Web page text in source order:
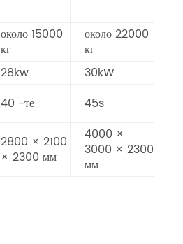
около 15000
кг
около 22000
кг
28kw
30kW
40 -те
45s
2800 × 2100
× 2300 мм
4000 ×
3000 × 2300
мм